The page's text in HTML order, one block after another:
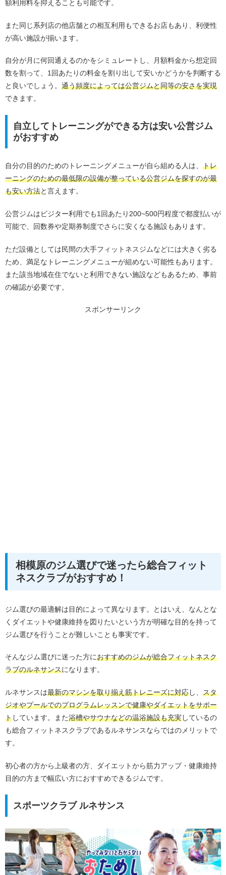
額利用料を抑えることも可能です。
また同じ系列店の他店舗との相互利用もできるお店もあり、利便性
が高い施設が揃います。
自分が月に何回通えるのかをシミュレートし、月額料金から想定回
数を割って、1回あたりの料金を割り出して安いかどうかを判断する
と良いでしょう。 通う頻度によっては公営ジムと同等の安さを実現
できます。
自立してトレーニングができる方は安い公営ジム
がおすすめ
自分の目的のためのトレーニングメニューが自ら組める人は、 トレ
ーニングのための最低限の設備が整っている公営ジムを探すのが最
も安い方法と言えます。
公営ジムはビジター利用でも1回あたり200~500円程度で都度払いが
可能で、回数券や定期券制度でさらに安くなる施設もあります。
ただ設備としては民間の大手フィットネスジムなどには大きく劣る
ため、満足なトレーニングメニューが組めない可能性もあります。
また該当地域在住でないと利用できない施設などもあるため、事前
の確認が必要です。
スポンサーリンク
相模原のジム選びで迷ったら総合フィット
ネスクラブがおすすめ！
ジム選びの最適解は目的によって異なります。とはいえ、なんとな
くダイエットや健康維持を図りたいという方が明確な目的を持って
ジム選びを行うことが難しいことも事実です。
そんなジム選びに迷った方におすすめのジムが総合フィットネスク
ラブのルネサンスになります。
ルネサンスは最新のマシンを取り揃え筋トレニーズに対応し、 スタ
ジオやプールでのプログラムレッスンで健康やダイエットをサポー
トしています。また浴槽やサウナなどの温浴施設も充実しているの
も総合フィットネスクラブであるルネサンスならではのメリットで
す。
初心者の方から上級者の方、ダイエットから筋力アップ・健康維持
目的の方まで幅広い方におすすめできるジムです。
スポーツクラブ ルネサンス